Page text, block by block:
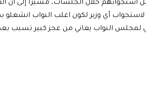
خلال الجلسات، مشيرا إلى أن
أي وزير لكون اغلب النواب انشغلو
لمجلس النواب يعاني من عجز كبير تسبب